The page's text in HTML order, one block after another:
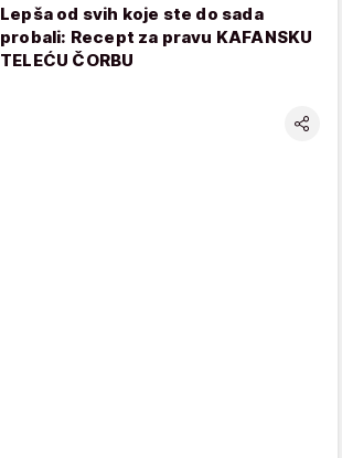
Lepša od svih koje ste do sada
probali: Recept za pravu KAFANSKU
TELEĆU ČORBU